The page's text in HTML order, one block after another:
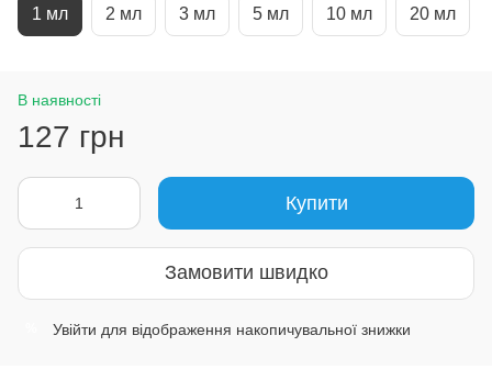
1 мл 2 мл 3 мл 5 мл 10 мл 20 мл
В наявності
127 грн
Купити
Замовити швидко
Увійти для відображення накопичувальної знижки